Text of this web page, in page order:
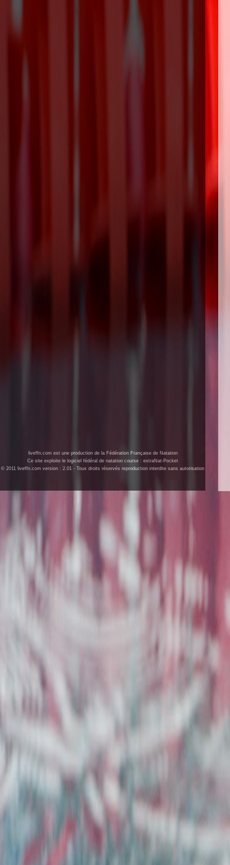
liveffn.com est une production de la Fédération Française de Natation
Ce site exploite le logiciel fédéral de natation course : extraNat-Pocket
© 2011 liveffn.com version : 2.01 - Tous droits réservés reproduction interdite sans autorisation